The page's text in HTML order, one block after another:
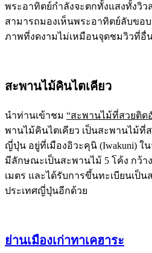
พระอาทิตย์กำลังจะตกทั้งแสงทั้งวิว
สามารถมองเห็นพระอาทิตย์ลับขอ
ภาพที่งดงามไม่เหมือนจุดชมวิวที่อื่
สะพานไม้คินไตเคียว
นำท่านเข้าชม “สะพานไม้ที่สวยติด
พานไม้คินไตเคียว เป็นสะพานไม้ที่
ญี่ปุ่น อยู่ที่เมืองอิวะคุนิ (Iwakuni) ใน
มีลักษณะเป็นสะพานไม้ 5 โค้ง กว้าง
เมตร และได้รับการขึ้นทะเบียนเป็
ประเทศญี่ปุ่นอีกด้วย
ย่านเมืองเก่าทาเคฮาระ